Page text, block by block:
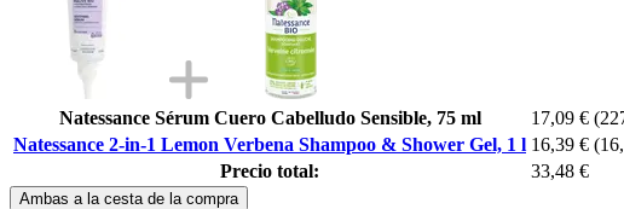
Natessance Sérum Cuero Cabelludo Sensible, 75 ml 17,09 €
Natessance 2-in-1 Lemon Verbena Shampoo & Shower Gel, 1 l 16,39 €
Precio total:
33,48 €
Ambas a la cesta de la compra